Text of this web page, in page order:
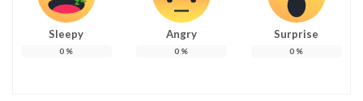
Sleepy
0 %
Angry
0 %
Surprise
0 %